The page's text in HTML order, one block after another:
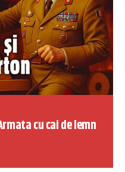
cu cai de lemn